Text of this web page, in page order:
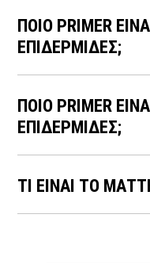
ΠΟΙΟ PRIMER
ΕΠΙΔΕΡΜΙΔΕΣ;
ΠΟΙΟ PRIMER
ΕΠΙΔΕΡΜΙΔΕΣ;
ΤΙ ΕΙΝΑΙ ΤΟ